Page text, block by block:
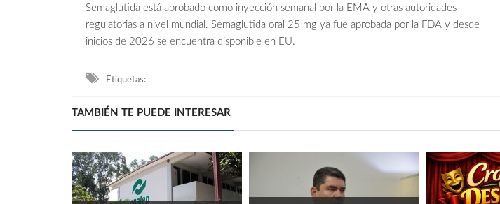
Semaglutida está aprobado como inyección semanal por la EMA y otras autoridades
regulatorias a nivel mundial. Semaglutida oral 25 mg ya fue aprobada por la FDA y desde
inicios de 2026 se encuentra disponible en EU.
Etiquetas:
TAMBIÉN TE PUEDE INTERESAR